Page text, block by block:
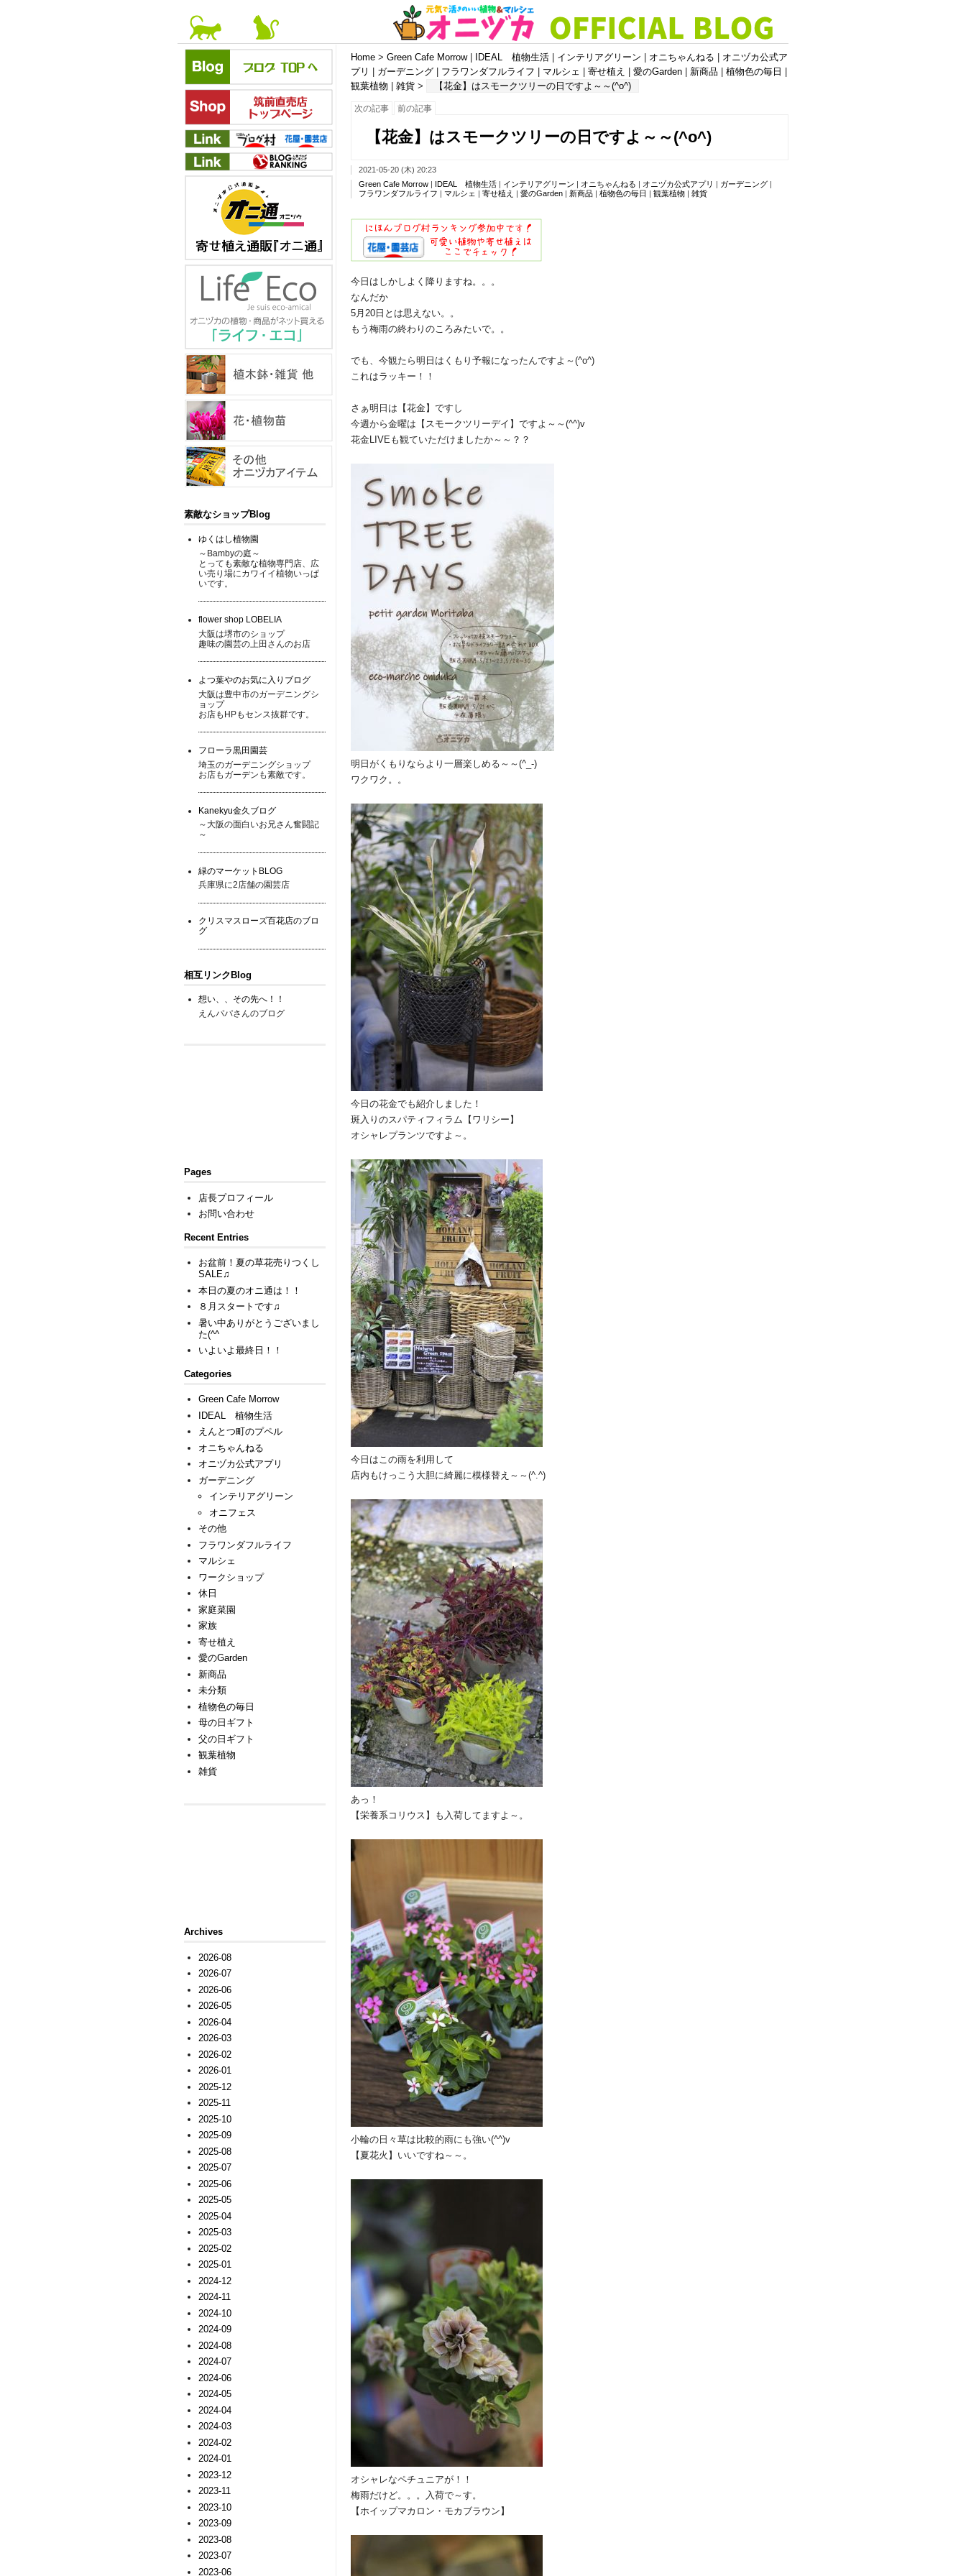
Home > Green Cafe Morrow| IDEAL 植物生活 インテリアグリーン オニちゃんねる
オニヅカ公式ア
プリ
ガーデニング フラワンダフルライフ マルシェ 寄せ植え 愛のGarden 新商品 植物色の毎日
観葉植物
雑貨 > 【花金】はスモークツリーの日ですよ～～(^o^)
次の記事 前の記事
【花金】はスモークツリーの日ですよ～～(^o^)
2021-05-20 (木) 20:23
Green Cafe Morrow | IDEAL 植物生活 | インテリアグリーン | オニちゃんねる | オニヅカ公式アプリ | ガーデニング |
フラワンダフルライフ | マルシェ | 寄せ植え | 愛のGarden | 新商品 | 植物色の毎日 | 観葉植物 | 雑貨
今日はしかしよく降りますね。。。
なんだか
5月20日とは思えない。。
もう梅雨の終わりのころみたいで。。
でも、今観たら明日はくもり予報になったんですよ～(^o^)
これはラッキー！！
さぁ明日は【花金】ですし
今週から金曜は【スモークツリーデイ】ですよ～～(^^)v
花金LIVEも観ていただけましたか～～？？
明日がくもりならより一層楽しめる～～(^_-)
ワクワク。。
今日の花金でも紹介しました！
斑入りのスパティフィラム【ワリシー】
オシャレプランツですよ～。
今日はこの雨を利用して
店内もけっこう大胆に綺麗に模様替え～～(^.^)
あっ！
【栄養系コリウス】も入荷してますよ～。
小輪の日々草は比較的雨にも強い(^^)v
【夏花火】いいですね～～。
オシャレなペチュニアが！！
梅雨だけど。。。入荷で～す。
【ホイップマカロン・モカブラウン】
素敵なショップBlog
ゆくはし植物園
～Bambyの庭～
とっても素敵な植物専門店、広
い売り場にカワイイ植物いっぱ
いです。
flower shop LOBELIA
大阪は堺市のショップ
趣味の園芸の上田さんのお店
よつ葉やのお気に入りブログ
大阪は豊中市のガーデニングシ
ョップ
お店もHPもセンス抜群です。
フローラ黒田園芸
埼玉のガーデニングショップ
お店もガーデンも素敵です。
Kanekyu金久ブログ
～大阪の面白いお兄さん奮闘記
～
緑のマーケットBLOG
兵庫県に2店舗の園芸店
クリスマスローズ百花店のブロ
グ
相互リンクBlog
想い、、その先へ！！
えんパパさんのブログ
Pages
店長プロフィール
お問い合わせ
Recent Entries
お盆前！夏の草花売りつくし
SALE♫
本日の夏のオニ通は！！
８月スタートです♫
暑い中ありがとうございまし
た(^^ゞ
いよいよ最終日！！
Categories
Green Cafe Morrow
IDEAL 植物生活
えんとつ町のプペル
オニちゃんねる
オニヅカ公式アプリ
ガーデニング
インテリアグリーン
オニフェス
その他
フラワンダフルライフ
マルシェ
ワークショップ
休日
家庭菜園
家族
寄せ植え
愛のGarden
新商品
未分類
植物色の毎日
母の日ギフト
父の日ギフト
観葉植物
雑貨
Archives
2026-08
2026-07
2026-06
2026-05
2026-04
2026-03
2026-02
2026-01
2025-12
2025-11
2025-10
2025-09
2025-08
2025-07
2025-06
2025-05
2025-04
2025-03
2025-02
2025-01
2024-12
2024-11
2024-10
2024-09
2024-08
2024-07
2024-06
2024-05
2024-04
2024-03
2024-02
2024-01
2023-12
2023-11
2023-10
2023-09
2023-08
2023-07
2023-06